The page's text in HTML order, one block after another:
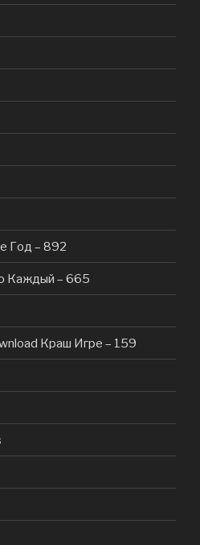
Год – 892
Каждый – 665
Краш Игре – 159